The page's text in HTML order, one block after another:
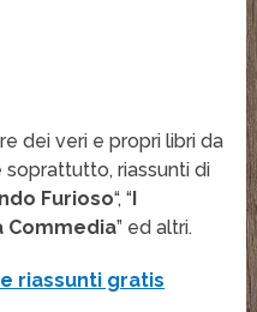
dei veri e propri libri da
soprattutto, riassunti di
Furioso“, “I
Commedia” ed altri.
riassunti gratis